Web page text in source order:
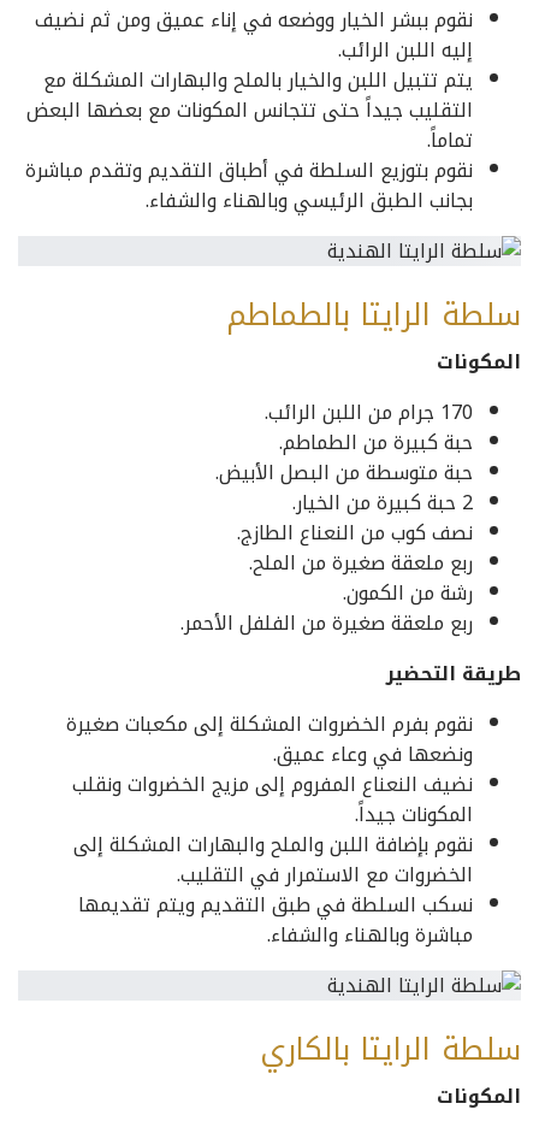
نقوم ببشر الخيار ووضعه في إناء عميق ومن ثم نضيف
إليه اللبن الرائب.
يتم تتبيل اللبن والخيار بالملح والبهارات المشكلة مع
التقليب جيداً حتى تتجانس المكونات مع بعضها البعض
تماماً.
نقوم بتوزيع السلطة في أطباق التقديم وتقدم مباشرة
بجانب الطبق الرئيسي وبالهناء والشفاء.
سلطة الرايتا بالطماطم
المكونات
170 جرام من اللبن الرائب.
حبة كبيرة من الطماطم.
حبة متوسطة من البصل الأبيض.
2 حبة كبيرة من الخيار.
نصف كوب من النعناع الطازج.
ربع ملعقة صغيرة من الملح.
رشة من الكمون.
ربع ملعقة صغيرة من الفلفل الأحمر.
طريقة التحضير
نقوم بفرم الخضروات المشكلة إلى مكعبات صغيرة
ونضعها في وعاء عميق.
نضيف النعناع المفروم إلى مزيج الخضروات ونقلب
المكونات جيداً.
نقوم بإضافة اللبن والملح والبهارات المشكلة إلى
الخضروات مع الاستمرار في التقليب.
نسكب السلطة في طبق التقديم ويتم تقديمها
مباشرة وبالهناء والشفاء.
سلطة الرايتا بالكاري
المكونات